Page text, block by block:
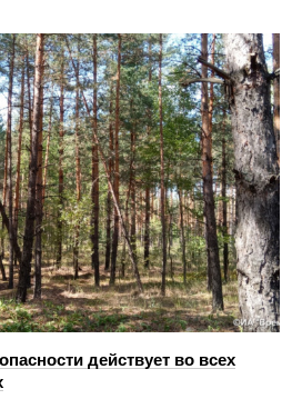
действует во всех